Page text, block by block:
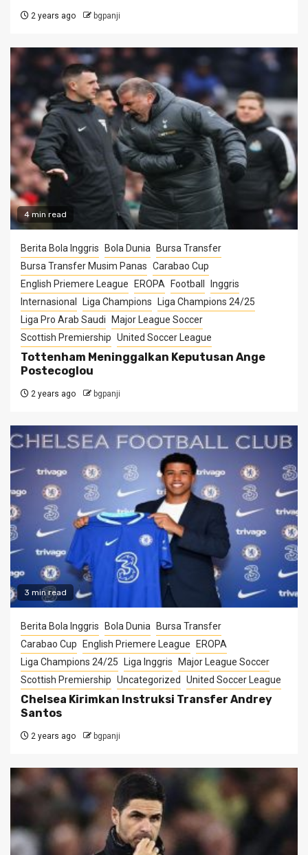
2 years ago bgpanji
4 min read
Berita Bola Inggris Bola Dunia
Bursa Transfer
Bursa Transfer Musim Panas Carabao Cup
English Priemere League
EROPA Football
Inggris
Internasional
Liga Champions
Liga Champions 24/25
Liga Pro Arab Saudi
Major League Soccer
Scottish Premiership United Soccer League
Tottenham Meninggalkan Keputusan Ange
Postecoglou
2 years ago bgpanji
3 min read
Berita Bola Inggris Bola Dunia
Bursa Transfer
Carabao Cup
English Priemere League
EROPA
Liga Champions 24/25
Liga Inggris
Major League Soccer
Scottish Premiership Uncategorized United Soccer League
Chelsea Kirimkan Instruksi Transfer Andrey
Santos
2 years ago bgpanji